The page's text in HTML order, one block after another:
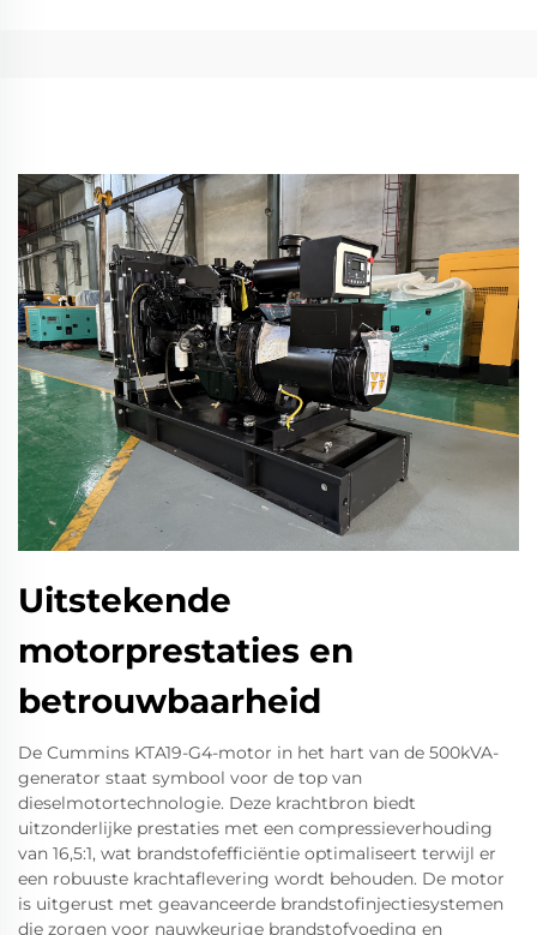
Uitstekende
motorprestaties en
betrouwbaarheid
De Cummins KTA19-G4-motor in het hart van de 500kVA-
generator staat symbool voor de top van
dieselmotortechnologie. Deze krachtbron biedt
uitzonderlijke prestaties met een compressieverhouding
van 16,5:1, wat brandstofefficiëntie optimaliseert terwijl er
een robuuste krachtaflevering wordt behouden. De motor
is uitgerust met geavanceerde brandstofinjectiesystemen
die zorgen voor nauwkeurige brandstofvoeding en